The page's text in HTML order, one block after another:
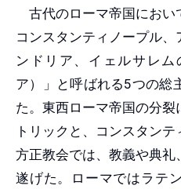
古代のローマ帝国におい
コンスタンティノープル
ンドリア、イェルサレ
ア）」と呼ばれる5つの総
た。東西ローマ帝国の分
トリックと、コンスタン
方正教会では、教義や典
遂げた。ローマではラテ